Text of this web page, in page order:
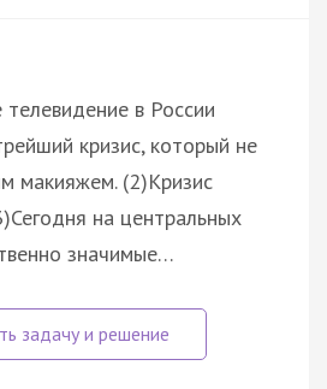
в России
кризис, который не
макияжем. (2)Кризис
на центральных
значимые…